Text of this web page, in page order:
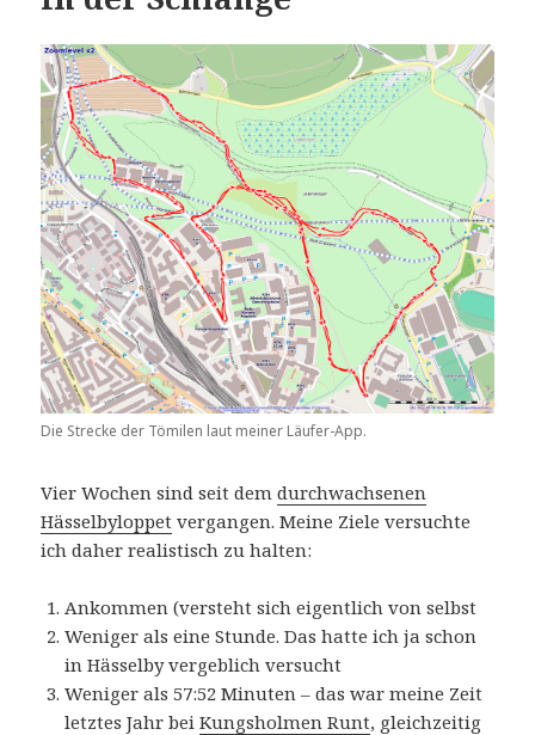
Die Strecke der Tömilen laut meiner Läufer-App.
Vier Wochen sind seit demdurchwachsenen
Hässelbyloppet vergangen. Meine Ziele versuchte
ich daher realistisch zu halten:
Ankommen (versteht sich eigentlich von selbst
Weniger als eine Stunde. Das hatte ich ja schon
in Hässelby vergeblich versucht
Weniger als 57:52 Minuten – das war meine Zeit
letztes Jahr beiKungsholmen Runt, gleichzeitig